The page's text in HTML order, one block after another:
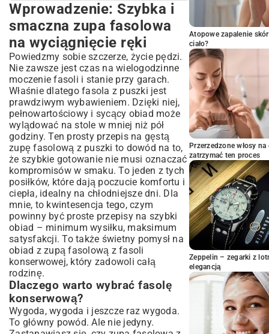
Wprowadzenie: Szybka i smaczna zupa
fasolowa na wyciągnięcie ręki
Dlaczego warto wybrać fasolę
konserwową?
Krótka historia fasoli w polskiej kuchni
Podstawowy przepis na zupę fasolową
z fasoli konserwowej
Niezbędne składniki do idealnej zupy
Krok po kroku: Jak przygotować zupę
fasolową?
Warianty i modyfikacje: Dostosuj zupę
do swoich upodobań
Zupa fasolowa z boczkiem lub kiełbasą:
Sycąca wersja mięsna
Opcje wegetariańskie i wegańskie: Jak
wzbogacić smak bez mięsa?
Sekretne składniki: Zioła i przyprawy, które
odmienią Twoją zupę
Sekrety doskonałego smaku: Porady i
triki
Jak zagęścić zupę fasolową? Sprawdzone
metody
Najczęstsze błędy i jak ich unikać
Podawanie i przechowywanie: Ciesz się
zupą dłużej
Idealne dodatki do zupy fasolowej
Wprowadzenie: Szybka i
smaczna zupa fasolowa
na wyciągnięcie ręki
Powiedzmy sobie szczerze, życie pędzi.
Nie zawsze jest czas na wielogodzinne
moczenie fasoli i stanie przy garach.
Właśnie dlatego fasola z puszki jest
prawdziwym wybawieniem. Dzięki niej,
pełnowartościowy i sycący obiad może
wylądować na stole w mniej niż pół
godziny. Ten prosty przepis na gęstą
zupę fasolową z puszki to dowód na to,
że szybkie gotowanie nie musi oznaczać
kompromisów w smaku. To jeden z tych
posiłków, które dają poczucie komfortu i
ciepła, idealny na chłodniejsze dni. Dla
mnie, to kwintesencja tego, czym
powinny być proste przepisy na szybki
obiad – minimum wysiłku, maksimum
satysfakcji. To także świetny pomysł na
obiad z zupą fasolową z fasoli
konserwowej, który zadowoli całą
rodzinę.
Dlaczego warto wybrać fasolę
konserwową?
Wygoda, wygoda i jeszcze raz wygoda.
To główny powód. Ale nie jedyny.
Atopowe zapalenie
ciało?
Przerzedzone włosy
zatrzymać ten proces
Zeppelin – zegarki z
elegancją